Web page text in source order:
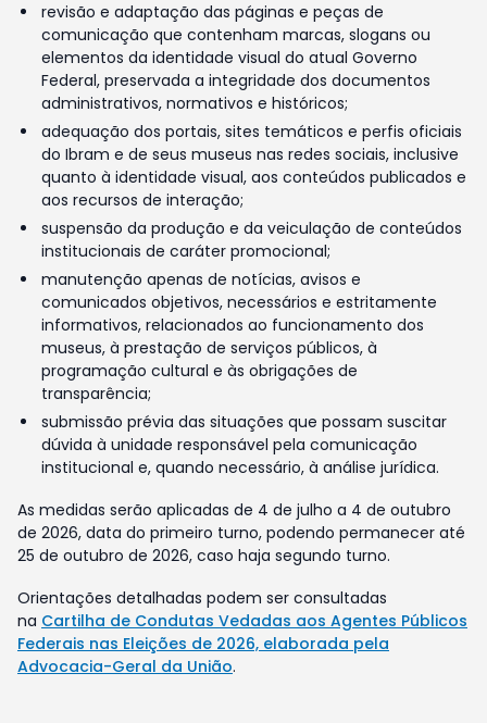
revisão e adaptação das páginas e peças de
comunicação que contenham marcas, slogans ou
elementos da identidade visual do atual Governo
Federal, preservada a integridade dos documentos
administrativos, normativos e históricos;
adequação dos portais, sites temáticos e perfis oficiais
do Ibram e de seus museus nas redes sociais, inclusive
quanto à identidade visual, aos conteúdos publicados e
aos recursos de interação;
suspensão da produção e da veiculação de conteúdos
institucionais de caráter promocional;
manutenção apenas de notícias, avisos e
comunicados objetivos, necessários e estritamente
informativos, relacionados ao funcionamento dos
museus, à prestação de serviços públicos, à
programação cultural e às obrigações de
transparência;
submissão prévia das situações que possam suscitar
dúvida à unidade responsável pela comunicação
institucional e, quando necessário, à análise jurídica.
As medidas serão aplicadas de 4 de julho a 4 de outubro
de 2026, data do primeiro turno, podendo permanecer até
25 de outubro de 2026, caso haja segundo turno.
Orientações detalhadas podem ser consultadas
na Cartilha de Condutas Vedadas aos Agentes Públicos
Federais nas Eleições de 2026, elaborada pela
Advocacia-Geral da União.